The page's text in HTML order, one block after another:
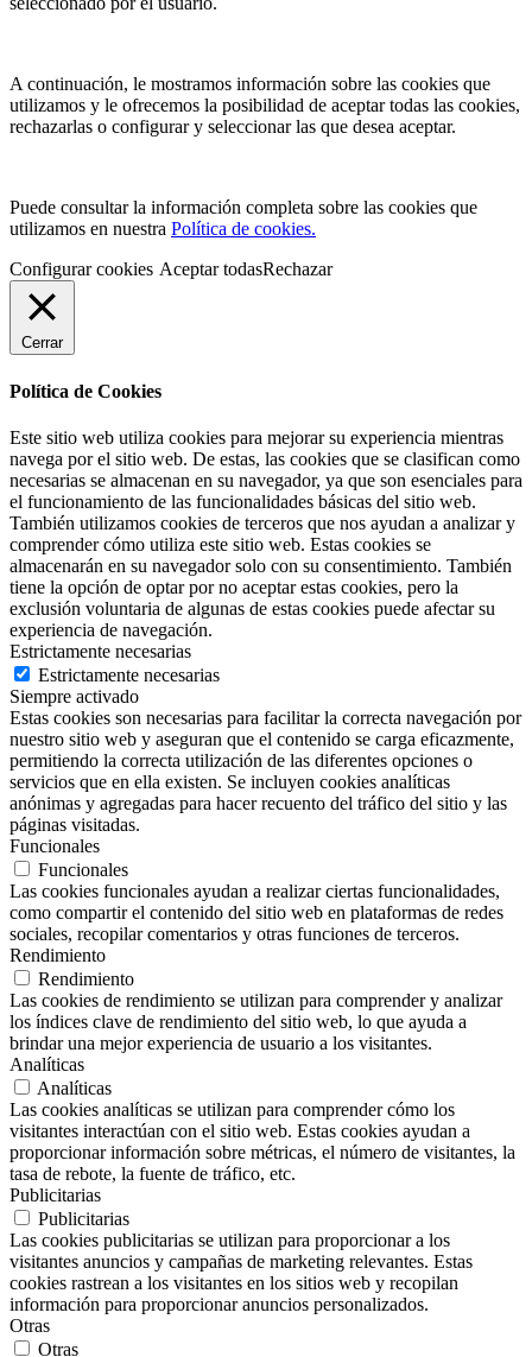
A continuación, le mostramos información sobre las cookies que
utilizamos y le ofrecemos la posibilidad de aceptar todas las cookies,
rechazarlas o configurar y seleccionar las que desea aceptar.
Puede consultar la información completa sobre las cookies que
utilizamos en nuestra Política de cookies.
Configurar cookies Aceptar todasRechazar
Cerrar
Política de Cookies
Este sitio web utiliza cookies para mejorar su experiencia mientras
navega por el sitio web. De estas, las cookies que se clasifican como
necesarias se almacenan en su navegador, ya que son esenciales para
el funcionamiento de las funcionalidades básicas del sitio web.
También utilizamos cookies de terceros que nos ayudan a analizar y
comprender cómo utiliza este sitio web. Estas cookies se
almacenarán en su navegador solo con su consentimiento. También
tiene la opción de optar por no aceptar estas cookies, pero la
exclusión voluntaria de algunas de estas cookies puede afectar su
experiencia de navegación.
Estrictamente necesarias
Estrictamente necesarias
Siempre activado
Estas cookies son necesarias para facilitar la correcta navegación por
nuestro sitio web y aseguran que el contenido se carga eficazmente,
permitiendo la correcta utilización de las diferentes opciones o
servicios que en ella existen. Se incluyen cookies analíticas
anónimas y agregadas para hacer recuento del tráfico del sitio y las
páginas visitadas.
Funcionales
Funcionales
Las cookies funcionales ayudan a realizar ciertas funcionalidades,
como compartir el contenido del sitio web en plataformas de redes
sociales, recopilar comentarios y otras funciones de terceros.
Rendimiento
Rendimiento
Las cookies de rendimiento se utilizan para comprender y analizar
los índices clave de rendimiento del sitio web, lo que ayuda a
brindar una mejor experiencia de usuario a los visitantes.
Analíticas
Analíticas
Las cookies analíticas se utilizan para comprender cómo los
visitantes interactúan con el sitio web. Estas cookies ayudan a
proporcionar información sobre métricas, el número de visitantes, la
tasa de rebote, la fuente de tráfico, etc.
Publicitarias
Publicitarias
Las cookies publicitarias se utilizan para proporcionar a los
visitantes anuncios y campañas de marketing relevantes. Estas
cookies rastrean a los visitantes en los sitios web y recopilan
información para proporcionar anuncios personalizados.
Otras
Otras